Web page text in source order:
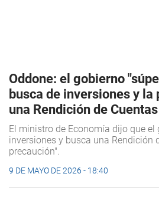
Oddone: el gobierno
busca de inversiones y
una Rendición de
El ministro de Economía dijo que
inversiones y busca una Rendición
precaución".
9 DE MAYO DE 2026 - 18:40